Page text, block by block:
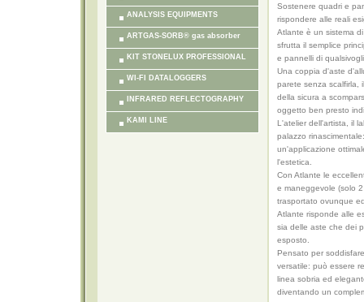
ANALYSIS EQUIPMENTS
ARTGAS-SORB® gas absorber
KIT STONELUX PROFESSIONAL
WI-FI DATALOGGERS
INFRARED REFLECTOGRAPHY
KAMI LINE
Sostenere quadri e
rispondere alle reali
Atlante è un sistema
sfrutta il semplice
e pannelli di
Una coppia d'aste
parete senza scalfirla,
della sicura a
oggetto ben presto
L'atelier dell'artista, il
palazzo
un'applicazione
l'estetica.
Con Atlante le
e maneggevole (solo
trasportato ovunque
Atlante risponde alle
sia delle aste che dei
esposto.
Pensato per
versatile: può essere
linea sobria ed
diventando un